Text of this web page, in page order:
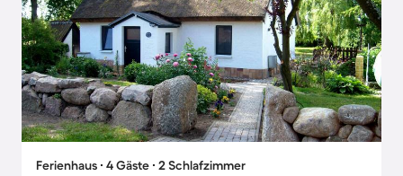
Ferienhaus ∙ 4 Gäste ∙ 2 Schlafzimmer